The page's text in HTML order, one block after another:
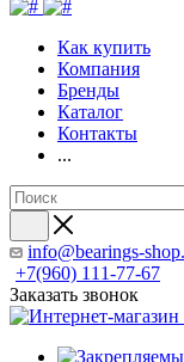
Как купить
Компания
Бренды
Каталог
Контакты
...
info@bearings-
+7(960) 111-77-67
Заказать звонок